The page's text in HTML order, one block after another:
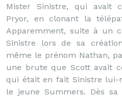
Mister Sinistre, qui avait
Pryor, en clonant la
Apparemment, suite à un
Sinistre lors de sa
même le prénom Nathan,
une brute que Scott avait
qui était en fait Sinistre lui-
le jeune Summers. Dès